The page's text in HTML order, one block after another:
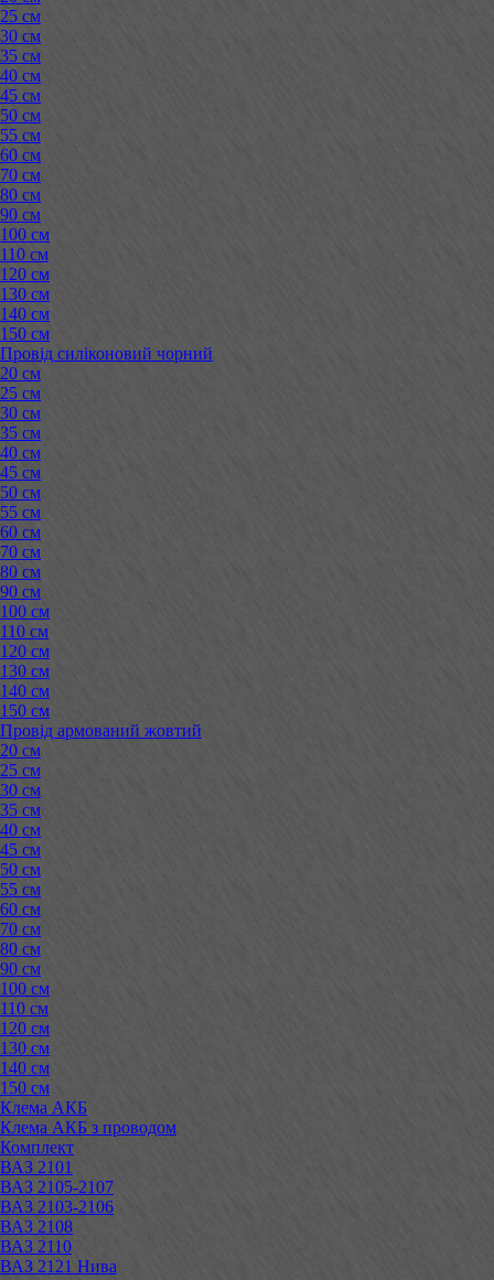
25 см
30 см
35 см
40 см
45 см
50 см
55 см
60 см
70 см
80 см
90 см
100 см
110 см
120 см
130 см
140 см
150 см
Провід силіконовий чорний
20 см
25 см
30 см
35 см
40 см
45 см
50 см
55 см
60 см
70 см
80 см
90 см
100 см
110 см
120 см
130 см
140 см
150 см
Провід армований жовтий
20 см
25 см
30 см
35 см
40 см
45 см
50 см
55 см
60 см
70 см
80 см
90 см
100 см
110 см
120 см
130 см
140 см
150 см
Клема АКБ
Клема АКБ з проводом
Комплект
ВАЗ 2101
ВАЗ 2105-2107
ВАЗ 2103-2106
ВАЗ 2108
ВАЗ 2110
ВАЗ 2121 Нива